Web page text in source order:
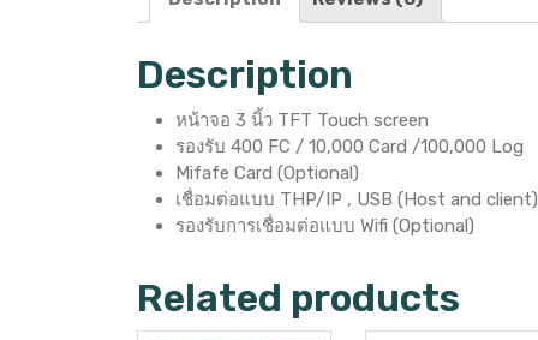
Description
หน้าจอ 3 นิ้ว TFT Touch screen
รองรับ 400 FC / 10,000 Card /100,000 Log
Mifafe Card (Optional)
เชื่อมต่อแบบ THP/IP , USB (Host and client)
รองรับการเชื่อมต่อแบบ Wifi (Optional)
Related products